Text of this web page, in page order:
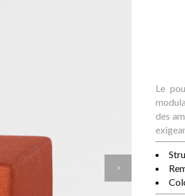
Le
des